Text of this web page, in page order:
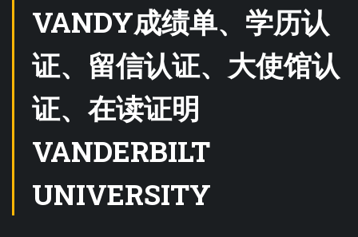
VANDY成绩单、学历认
证、留信认证、大使馆认
证、在读证明
VANDERBILT
UNIVERSITY